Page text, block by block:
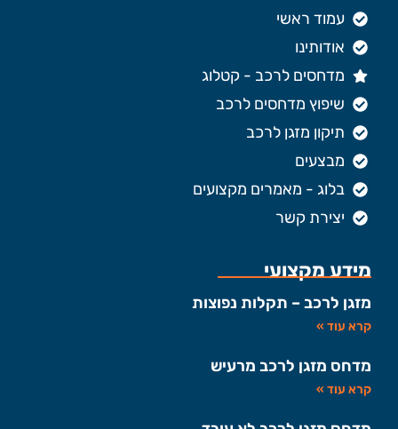
עמוד ראשי
אודותינו
מדחסים לרכב - קטלוג
שיפוץ מדחסים לרכב
תיקון מזגן לרכב
מבצעים
בלוג - מאמרים מקצועים
יצירת קשר
מידע מקצועי
מזגן לרכב – תקלות נפוצות
קרא עוד »
מדחס מזגן לרכב מרעיש
קרא עוד »